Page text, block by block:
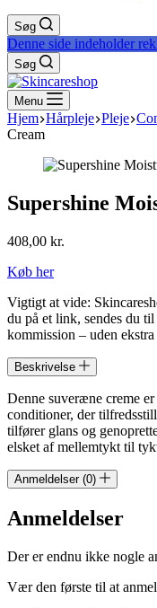
Søg
Denne side indeholder
Søg
Menu
Hjem Hårpleje Pleje
Cream
Supershine
408,00 kr.
Køb her
Vigtigt at vide:
du på et link, sendes du
kommission – uden
Beskrivelse
Denne suveræne creme
conditioner, der
tilfører glans og
elsket af mellemtykt til
Anmeldelser (0)
Anmeldelser
Der er endnu ikke nogle
Vær den første til at